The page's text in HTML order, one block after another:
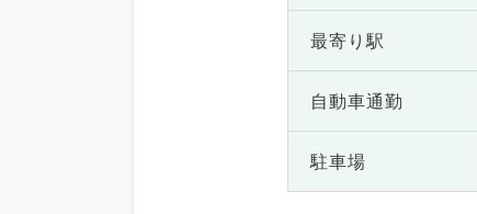
最寄り駅
自動車通勤
駐車場